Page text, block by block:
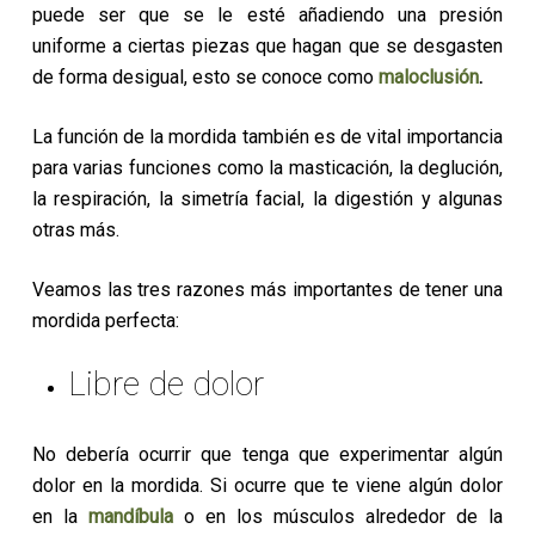
puede ser que se le esté añadiendo una presión
uniforme a ciertas piezas que hagan que se desgasten
de forma desigual, esto se conoce como maloclusión.
La función de la mordida también es de vital importancia
para varias funciones como la masticación, la deglución,
la respiración, la simetría facial, la digestión y algunas
otras más.
Veamos las tres razones más importantes de tener una
mordida perfecta:
Libre de dolor
No debería ocurrir que tenga que experimentar algún
dolor en la mordida. Si ocurre que te viene algún dolor
en la mandíbulao en los músculos alrededor de la